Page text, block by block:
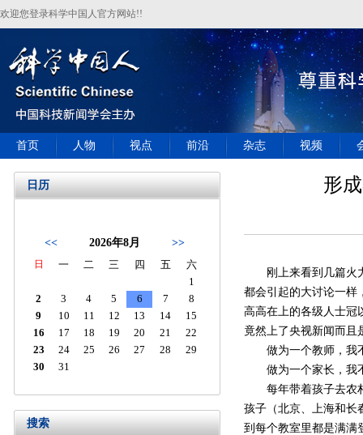
欢迎您登录科学中国人官方网站!!
首页 人物 视点 前沿 杂志 视频
日历
<< 2026年8月 >>
日 一 二 三 四 五
六
1
2
3 4 5 6 7
8
9
10 11 12 13 14
15
16
17 18 19 20 21
22
23
24 25 26 27 28
29
30
31
搜索
形
刚上来看到几篇火力
都会引起的大讨论一样
高高在上的各级人士冠
竟然上了央视新闻而且
做为一个教师，我不
做为一个家长，我不
每年带着孩子去农村
孩子（北京、上海和长
到每个教室里都是满满